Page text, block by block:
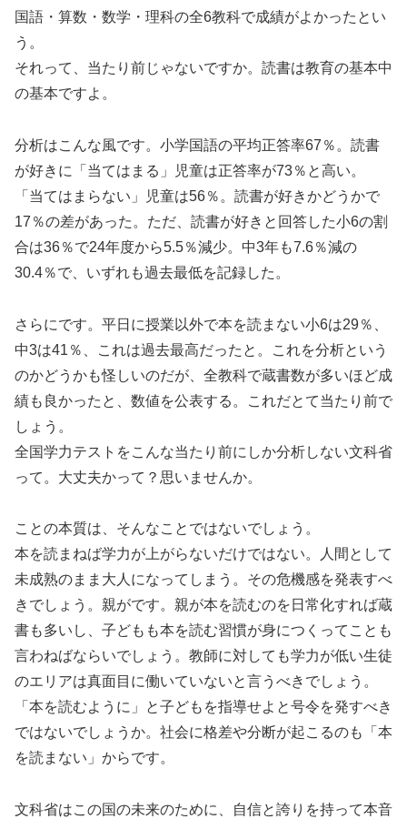
国語・算数・数学・理科の全6教科で成績がよかったとい
う。
それって、当たり前じゃないですか。読書は教育の基本中
の基本ですよ。
分析はこんな風です。小学国語の平均正答率67％。読書
が好きに「当てはまる」児童は正答率が73％と高い。
「当てはまらない」児童は56％。読書が好きかどうかで
17％の差があった。ただ、読書が好きと回答した小6の割
合は36％で24年度から5.5％減少。中3年も7.6％減の
30.4％で、いずれも過去最低を記録した。
さらにです。平日に授業以外で本を読まない小6は29％、
中3は41％、これは過去最高だったと。これを分析という
のかどうかも怪しいのだが、全教科で蔵書数が多いほど成
績も良かったと、数値を公表する。これだとて当たり前で
しょう。
全国学力テストをこんな当たり前にしか分析しない文科省
って。大丈夫かって？思いませんか。
ことの本質は、そんなことではないでしょう。
本を読まねば学力が上がらないだけではない。人間として
未成熟のまま大人になってしまう。その危機感を発表すべ
きでしょう。親がです。親が本を読むのを日常化すれば蔵
書も多いし、子どもも本を読む習慣が身につくってことも
言わねばならいでしょう。教師に対しても学力が低い生徒
のエリアは真面目に働いていないと言うべきでしょう。
「本を読むように」と子どもを指導せよと号令を発すべき
ではないでしょうか。社会に格差や分断が起こるのも「本
を読まない」からです。
文科省はこの国の未来のために、自信と誇りを持って本音